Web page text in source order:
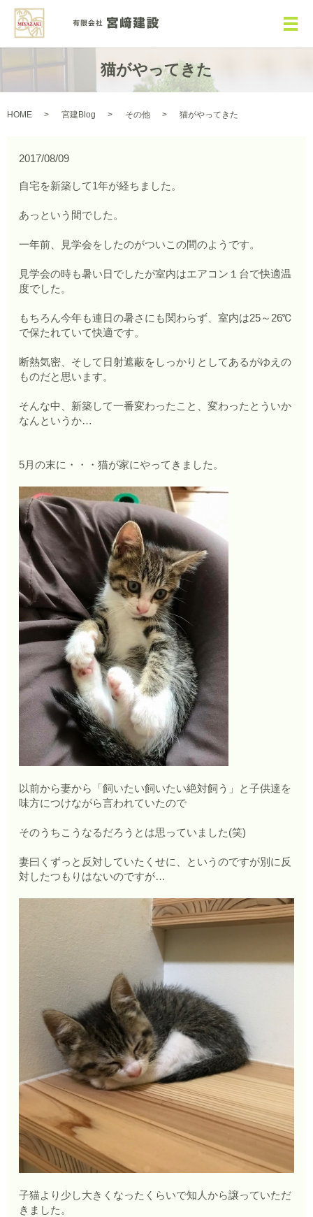
メ
猫がやってきた
HOME 宮建Blog その他 猫がやってきた
2017/08/09
自宅を新築して1年が経ちました。
あっという間でした。
一年前、見学会をしたのがついこの間のようです。
見学会の時も暑い日でしたが室内はエアコン１台で快適温
度でした。
もちろん今年も連日の暑さにも関わらず、室内は25～26℃
で保たれていて快適です。
断熱気密、そして日射遮蔽をしっかりとしてあるがゆえの
ものだと思います。
そんな中、新築して一番変わったこと、変わったとういか
なんというか…
5月の末に・・・猫が家にやってきました。
以前から妻から「飼いたい飼いたい絶対飼う」と子供達を
味方につけながら言われていたので
そのうちこうなるだろうとは思っていました(笑)
妻曰くずっと反対していたくせに、というのですが別に反
対したつもりはないのですが…
子猫より少し大きくなったくらいで知人から譲っていただ
きました。